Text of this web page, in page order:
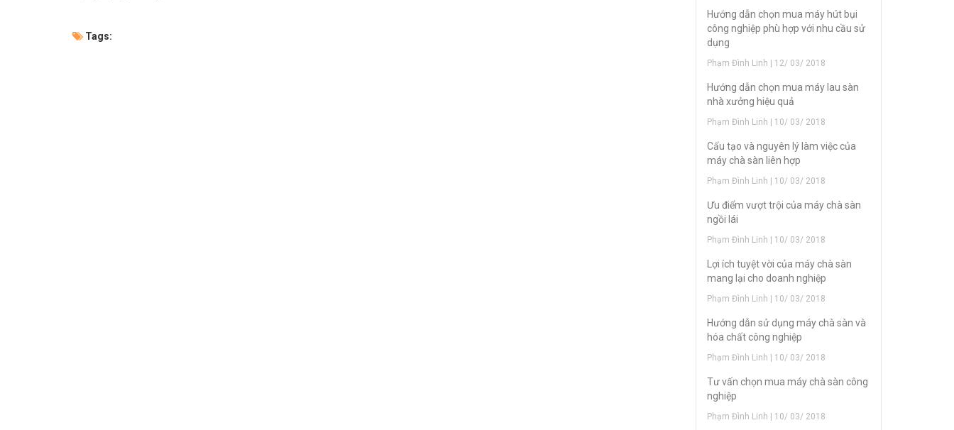
Tags:
Hướng dẫn chọn mua máy hút bụi
công nghiệp phù hợp với nhu cầu sử
dụng
Phạm Đình Linh | 12/ 03/ 2018
Hướng dẫn chọn mua máy lau sàn
nhà xưởng hiệu quả
Phạm Đình Linh | 10/ 03/ 2018
Cấu tạo và nguyên lý làm việc của
máy chà sàn liên hợp
Phạm Đình Linh | 10/ 03/ 2018
Ưu điểm vượt trội của máy chà sàn
ngồi lái
Phạm Đình Linh | 10/ 03/ 2018
Lợi ích tuyệt vời của máy chà sàn
mang lại cho doanh nghiệp
Phạm Đình Linh | 10/ 03/ 2018
Hướng dẫn sử dụng máy chà sàn và
hóa chất công nghiệp
Phạm Đình Linh | 10/ 03/ 2018
Tư vấn chọn mua máy chà sàn công
nghiệp
Phạm Đình Linh | 10/ 03/ 2018